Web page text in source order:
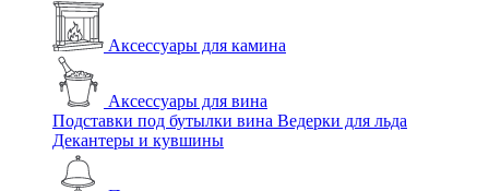
Аксессуары для камина
Аксессуары для вина
Подставки под бутылки вина Ведерки для льда
Декантеры и кувшины